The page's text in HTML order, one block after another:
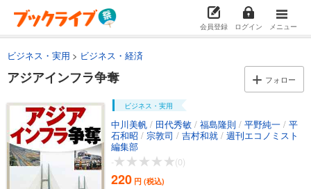
会員登録 ログイン メニュー
ビジネス・実用 ビジネス・経済
アジアインフラ争奪 フォロー
ビジネス・実用
中川美帆 / 田代秀敏 / 福島隆則 / 平野純一 / 平
石和昭 / 宗敦司 / 吉村和就 / 週刊エコノミスト
編集部
-
(0)
220 円 (税込)